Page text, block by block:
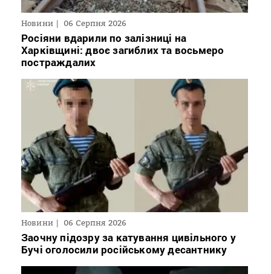
Новини 06 Серпня 2026
Росіяни вдарили по залізниці на
Харківщині: двоє загиблих та восьмеро
постраждалих
Новини 06 Серпня 2026
Заочну підозру за катування цивільного у
Бучі оголосили російському десантнику